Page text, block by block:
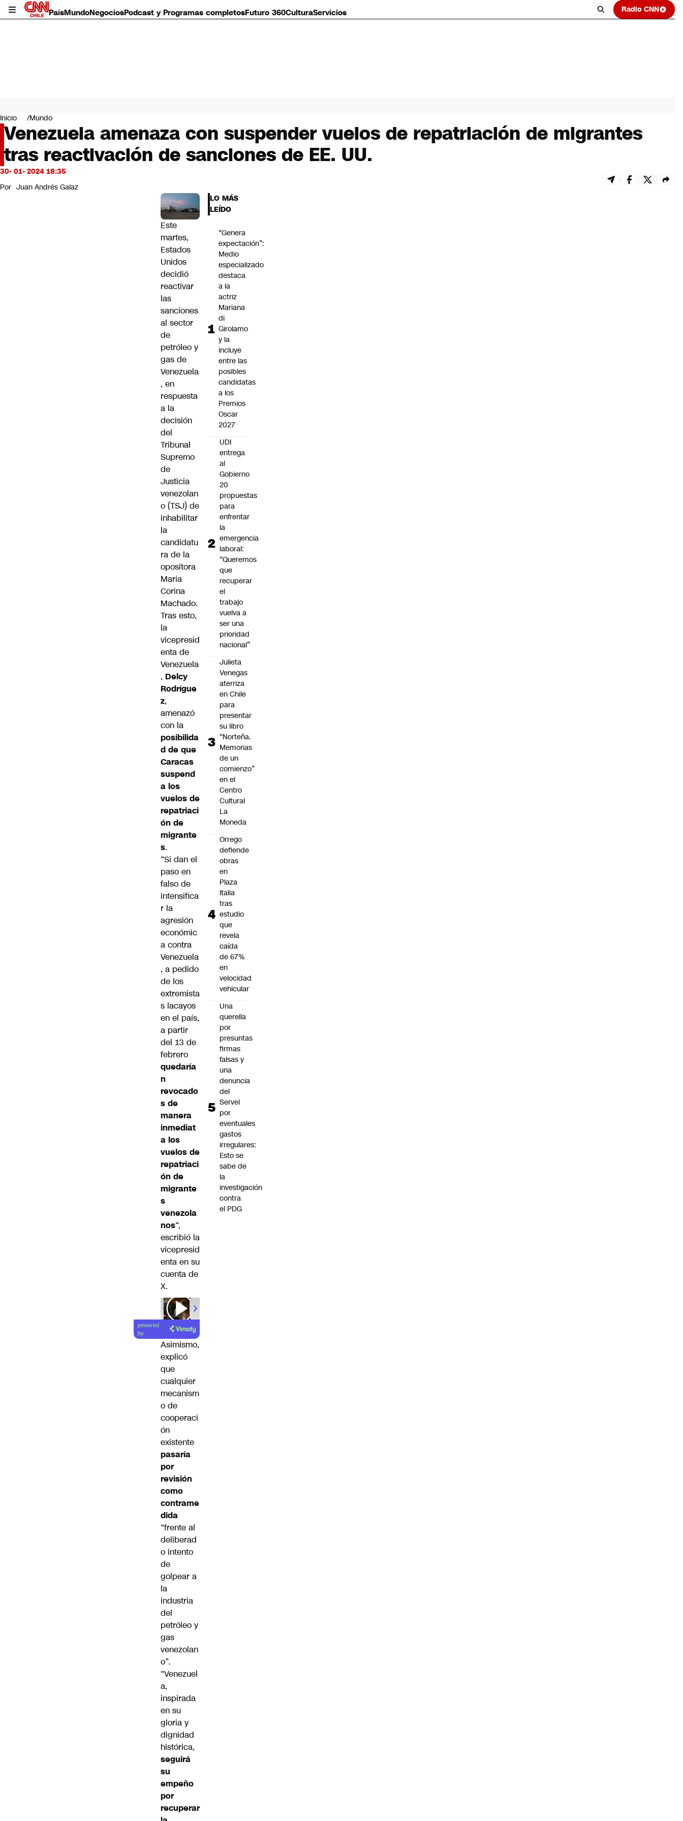
PaísMundoNegociosPodcast y Programas completosFuturo 360CulturaServicios Radio CNN
Mundo
Negocios
Deportes
Programas completos
Cultura
Servicios
Bits
CNN Data
Inicio Mundo
Venezuela amenaza con suspender vuelos de repatriación de migrantes
tras reactivación de sanciones de EE. UU.
30- 01- 2024 18:35
Por Juan Andrés Galaz
Este
martes,
Estados
Unidos
decidió
reactivar
las
sanciones
al sector
de
petróleo y
gas de
Venezuela
, en
respuesta
a la
decisión
del
Tribunal
Supremo
de
Justicia
venezolan
o (TSJ) de
inhabilitar
la
candidatu
ra de la
opositora
María
Corina
Machado.
Tras esto,
la
vicepresid
enta de
Venezuela
, Delcy
Rodrígue
z,
amenazó
con la
posibilida
d de que
Caracas
suspend
a los
vuelos de
repatriaci
ón de
migrante
s.
“Si dan el
paso en
falso de
intensifica
r la
agresión
económic
a contra
Venezuela
, a pedido
de los
extremista
s lacayos
en el país,
a partir
del 13 de
febrero
quedaría
n
revocado
s de
manera
inmediat
a los
vuelos de
repatriaci
ón de
migrante
s
venezola
nos“,
escribió la
vicepresid
enta en su
cuenta de
X.
powered
by
Asimismo,
explicó
que
cualquier
mecanism
o de
cooperaci
ón
existente
pasaría
por
revisión
como
contrame
dida
“frente al
deliberad
o intento
de
golpear a
la
industria
del
petróleo y
gas
venezolan
o”.
“Venezuel
a,
inspirada
en su
gloria y
dignidad
histórica,
seguirá
su
empeño
por
recuperar
LO MÁS
LEÍDO
“Genera
expectación”:
Medio
especializado
destaca
a la
actriz
Mariana
di
Girolamo
y la
incluye
entre las
posibles
candidatas
a los
Premios
Oscar
2027
UDI
entrega
al
Gobierno
20
propuestas
para
enfrentar
la
emergencia
laboral:
“Queremos
que
recuperar
el
trabajo
vuelva a
ser una
prioridad
nacional”
Julieta
Venegas
aterriza
en Chile
para
presentar
su libro
“Norteña.
Memorias
de un
comienzo”
en el
Centro
Cultural
La
Moneda
Orrego
defiende
obras
en
Plaza
Italia
tras
estudio
que
revela
caída
de 67%
en
velocidad
vehicular
Una
querella
por
presuntas
firmas
falsas y
una
denuncia
del
Servel
por
eventuales
gastos
irregulares:
Esto se
sabe de
la
investigación
contra
el PDG